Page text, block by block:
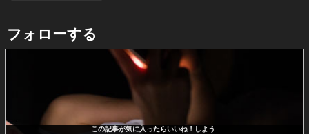
フォローする
この記事が気に入ったらいいね！しよう